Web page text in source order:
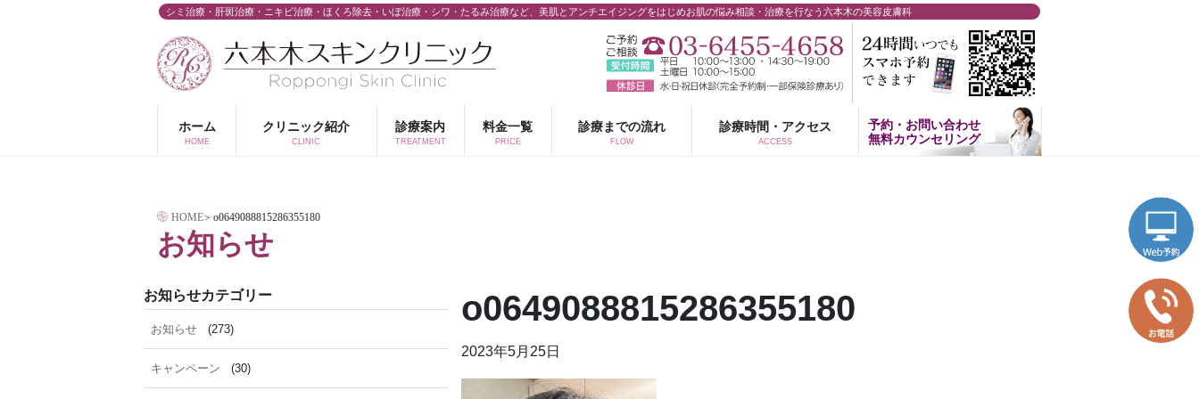
シミ治療・肝斑治療・ニキビ治療・ほくろ除去・いぼ治療・シワ・たるみ治療など、美肌とアンチエイジングをはじめお肌の悩み相談・治療を行なう六本木の美容皮膚科
ホーム
HOME
クリニック紹介
CLINIC
診療案内
TREATMENT
料金一覧
PRICE
診療までの流れ
FLOW
診療時間・アクセス
ACCESS
予約・お問い合わせ
無料カウンセリング
HOME> o0649088815286355180
お知らせ
o0649088815286355180
2023年5月25日
お知らせカテゴリー
お知らせ (273)
キャンペーン (30)